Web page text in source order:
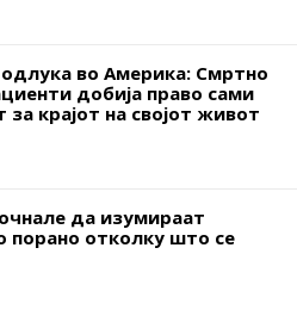
во Америка: Смртно
добија право сами
крајот на својот живот
да изумираат
порано отколку што се